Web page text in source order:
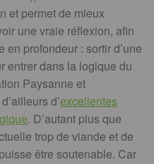
et permet de mieux
une vraie réflexion, afin
profondeur : sortir d’une
entrer dans la logique du
Paysanne et
d’excellentes
. D’autant plus que
trop de viande et de
être soutenable. Car